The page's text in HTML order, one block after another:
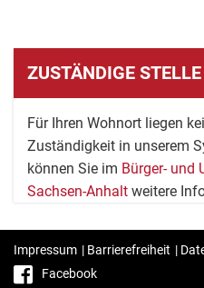
ZUSTÄNDIGE STELLE
Für Ihren Wohnort liegen
Zuständigkeit in unserem
können Sie im Bürger- und
Sachsen-Anhalt weitere
Impressum | Barrierefreiheit |
Facebook